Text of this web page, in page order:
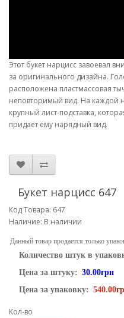
Этот букет нарцисс завоевал
за оригинального дизайна.
расположена пластмассовая
неповторимый вид. На каждой
крупный лист-подставка,
придает ему нарядный вид.
Букет нарцисс 647
Код Товара: 647
Наличие: В наличии
Данный товар продается только
Количество штук в
Цена за штуку: 30.00грн
Цена за упаковку:
Кол-во